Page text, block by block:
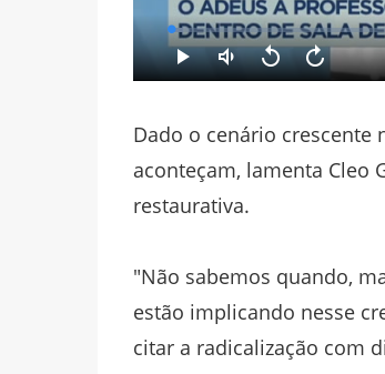
Dado o cenário crescente
aconteçam, lamenta Cleo
restaurativa.
"Não sabemos quando,
estão implicando nesse
citar a radicalização com